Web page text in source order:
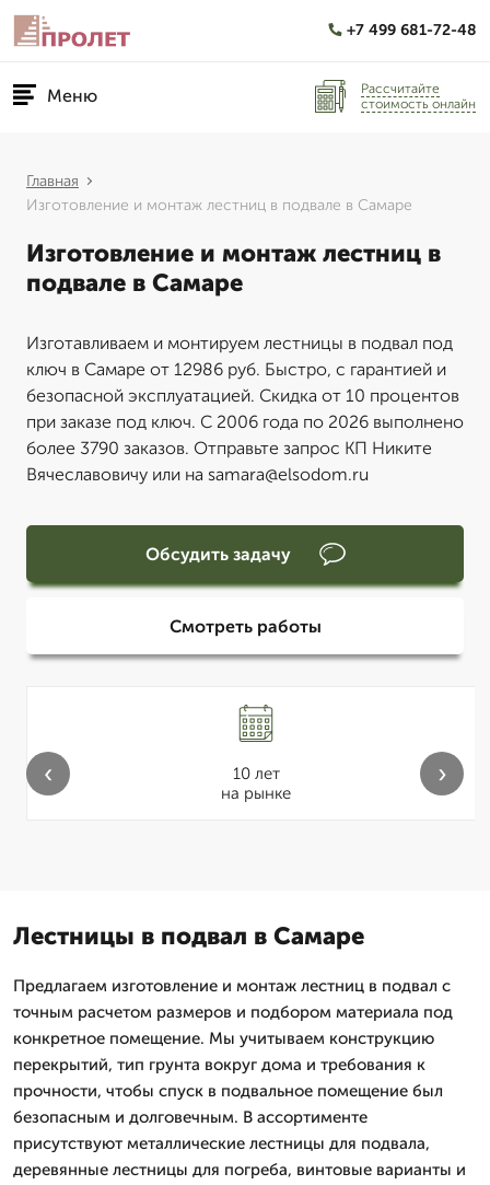
+7 499 681-72-48
Меню
Рассчитайте
стоимость онлайн
Главная
Изготовление и монтаж лестниц в подвале в Самаре
Изготовление и монтаж лестниц в
подвале в Самаре
Изготавливаем и монтируем лестницы в подвал под
ключ в Самаре от 12986 руб. Быстро, с гарантией и
безопасной эксплуатацией. Скидка от 10 процентов
при заказе под ключ. С 2006 года по 2026 выполнено
более 3790 заказов. Отправьте запрос КП Никите
Вячеславовичу или на samara@elsodom.ru
Обсудить задачу
Смотреть работы
10 лет
на рынке
‹ ›
Лестницы в подвал в Самаре
Предлагаем изготовление и монтаж лестниц в подвал с
точным расчетом размеров и подбором материала под
конкретное помещение. Мы учитываем конструкцию
перекрытий, тип грунта вокруг дома и требования к
прочности, чтобы спуск в подвальное помещение был
безопасным и долговечным. В ассортименте
присутствуют металлические лестницы для подвала,
деревянные лестницы для погреба, винтовые варианты и